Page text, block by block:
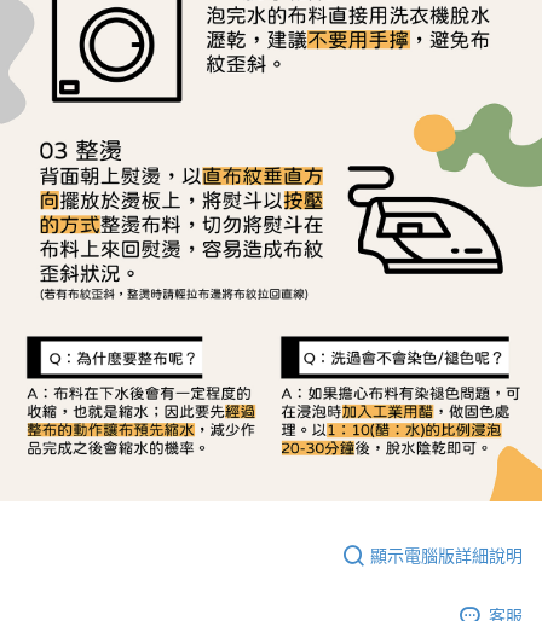
恩沛科技股份有限公司將有權停止該用戶之使用額度並採取法律行動。
顯示電腦版詳細說明
客服